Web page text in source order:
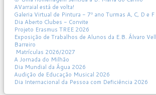
AVarraial está de volta!
Galeria Virtual de Pintura - 7º ano Turmas A, C, D e F
Dia Aberto Clubes - Convite
Projeto Erasmus TREE 2026
Exposição de Trabalhos de Alunos da E.B. Álvaro
Barreiro
Matrículas 2026/2027
A Jornada do Milhão
Dia Mundial da Água 2026
Audição de Educação Musical 2026
Dia Internacional da Pessoa com Deficiência 2026